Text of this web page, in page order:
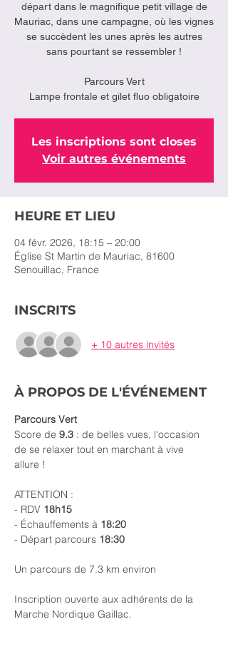
départ dans le magnifique petit village de
Mauriac, dans une campagne, où les vignes
se succèdent les unes après les autres
sans pourtant se ressembler !
Parcours Vert
Lampe frontale et gilet fluo obligatoire
Les inscriptions sont closes
Voir autres événements
HEURE ET LIEU
04 févr. 2026, 18:15 – 20:00
Église St Martin de Mauriac, 81600
Senouillac, France
INSCRITS
+ 10 autres invités
À PROPOS DE L'ÉVÉNEMENT
Parcours Vert
Score de 9.3 : de belles vues, l'occasion
de se relaxer tout en marchant à vive
allure !
ATTENTION :
- RDV 18h15
- Échauffements à 18:20
- Départ parcours 18:30
Un parcours de 7.3 km environ
Inscription ouverte aux adhérents de la
Marche Nordique Gaillac.